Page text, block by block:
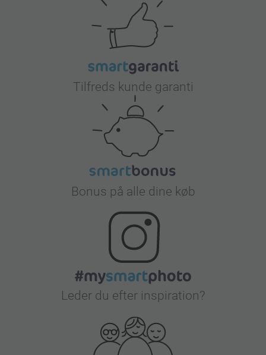
Tilfreds kunde garanti
Bonus på alle dine køb
Leder du efter inspiration?